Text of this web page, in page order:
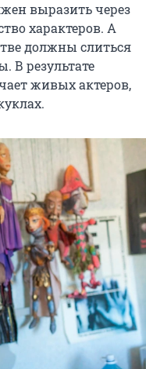
выразить через
характеров. А
должны слиться
В результате
живых актеров,